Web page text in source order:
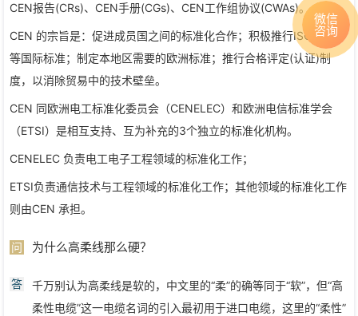
CEN报告(CRs)、CEN手册(CGs)、CEN工作组协议(CWAs)。
CEN 的宗旨是：促进成员国之间的标准化合作；积极推行ISO，IEC
等国际标准；制定本地区需要的欧洲标准；推行合格评定(认证)制
度，以消除贸易中的技术壁垒。
CEN 同欧洲电工标准化委员会（CENELEC）和欧洲电信标准学会
（ETSI）是相互支持、互为补充的3个独立的标准化机构。
CENELEC 负责电工电子工程领域的标准化工作；
ETSI负责通信技术与工程领域的标准化工作；其他领域的标准化工作
则由CEN 承担。
问 为什么高柔线那么硬？
答
千万别认为高柔线是软的，中文里的“柔”的确等同于“软”，但“高
柔性电缆”这一电缆名词的引入最初用于进口电缆，这里的“柔性”
微信
咨询